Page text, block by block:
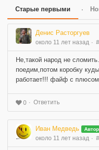
Старые первыми
Денис Расторгуев
около 11 лет назад
Не,такой народ не
поедим,потом коробку
работает!!! файф с
0 Ответить
Иван Медведь Автор
около 11 лет назад